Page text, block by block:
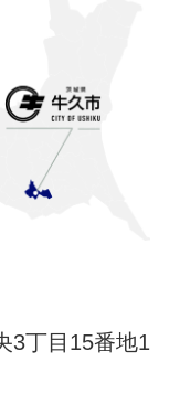
3丁目15番地1